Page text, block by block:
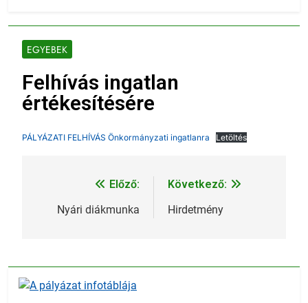
EGYEBEK
Felhívás ingatlan
értékesítésére
PÁLYÁZATI FELHÍVÁS Önkormányzati ingatlanra Letöltés
Bejegyzés
navigáció
Előző:
Nyári diákmunka
Következő:
Hirdetmény